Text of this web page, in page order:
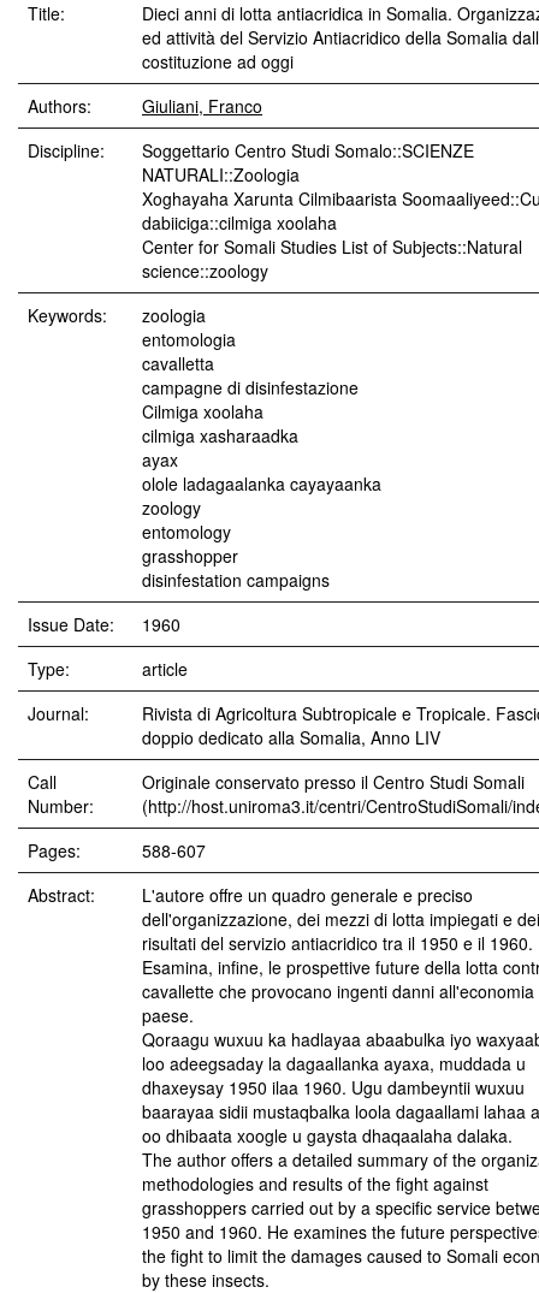
Title:
Dieci anni di lotta antiacridica in Somalia.
ed attività del Servizio Antiacridico della Somalia
costituzione ad oggi
Authors:
Giuliani, Franco
Discipline:
Soggettario Centro Studi Somalo::SCIENZE
NATURALI::Zoologia
Xoghayaha Xarunta Cilmibaarista
dabiiciga::cilmiga xoolaha
Center for Somali Studies List of Subjects::Natural
science::zoology
Keywords:
zoologia
entomologia
cavalletta
campagne di disinfestazione
Cilmiga xoolaha
cilmiga xasharaadka
ayax
olole ladagaalanka cayayaanka
zoology
entomology
grasshopper
disinfestation campaigns
Issue Date:
1960
Type:
article
Journal:
Rivista di Agricoltura Subtropicale e Tropicale.
doppio dedicato alla Somalia, Anno LIV
Call
Number:
Originale conservato presso il Centro Studi Somali
(http://host.uniroma3.it/centri/CentroStudiSomali/
Pages:
588-607
Abstract:
L'autore offre un quadro generale e preciso
dell'organizzazione, dei mezzi di lotta impiegati e dei
risultati del servizio antiacridico tra il 1950 e il 1960.
Esamina, infine, le prospettive future della lotta
cavallette che provocano ingenti danni all'economia
paese.
Qoraagu wuxuu ka hadlayaa abaabulka iyo
loo adeegsaday la dagaallanka ayaxa, muddada u
dhaxeysay 1950 ilaa 1960. Ugu dambeyntii wuxuu
baarayaa sidii mustaqbalka loola dagaallami lahaa
oo dhibaata xoogle u gaysta dhaqaalaha dalaka.
The author offers a detailed summary of the
methodologies and results of the fight against
grasshoppers carried out by a specific service
1950 and 1960. He examines the future
the fight to limit the damages caused to Somali
by these insects.